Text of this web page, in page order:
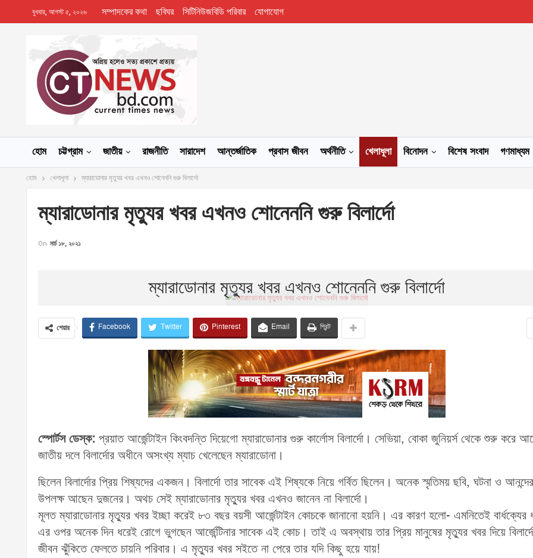
বুধবার, আগস্ট ৫, ২০২৬ সম্পাদকের কথা ছবিঘর সিটিনিউজবিডি পরিবার যোগাযোগ
হোম চট্টগ্রাম জাতীয় রাজনীতি সারাদেশ আন্তর্জাতিক প্রবাস জীবন অর্থনীতি খেলাধূলা বিনোদন বিশেষ সংবাদ গণমাধ্যম
হোম খেলাধূলা ম্যারাডোনার মৃত্যুর খবর এখনও শোনেননি গুরু বিলার্দো
ম্যারাডোনার মৃত্যুর খবর এখনও শোনেননি গুরু বিলার্দো
On মার্চ ১৮, ২০২১
ম্যারাডোনার মৃত্যুর খবর এখনও শোনেননি গুরু বিলার্দো
শেয়ার Facebook Twitter Pinterest Email প্রিন্ট
স্পোর্টস ডেস্ক: প্রয়াত আর্জেন্টাইন কিংবদন্তি দিয়েগো ম্যারাডোনার গুরু কার্লোস বিলার্দো। সেভিয়া, বোকা জুনিয়র্স থেকে শুরু করে
জাতীয় দলে বিলার্দোর অধীনে অসংখ্য ম্যাচ খেলেছেন ম্যারাডোনা।
ছিলেন বিলার্দোর প্রিয় শিষ্যদের একজন। বিলার্দো তার সাবেক এই শিষ্যকে নিয়ে গর্বিত ছিলেন। অনেক স্মৃতিময় ছবি, ঘটনা ও আনন্দের
উপলক্ষ আছেন দুজনের। অথচ সেই ম্যারাডোনার মৃত্যুর খবর এখনও জানেন না বিলার্দো।
মূলত ম্যারাডোনার মৃত্যুর খবর ইচ্ছা করেই ৮৩ বছর বয়সী আর্জেন্টাইন কোচকে জানানো হয়নি। এর কারণ হলো- এমনিতেই
এর ওপর অনেক দিন ধরেই রোগে ভুগছেন আর্জেন্টিনার সাবেক এই কোচ। তাই এ অবস্থায় তার প্রিয় মানুষের মৃত্যুর খবর দিয়ে
জীবন ঝুঁকিতে ফেলতে চায়নি পরিবার। এ মৃত্যুর খবর সইতে না পেরে তার যদি কিছু হয়ে যায়!